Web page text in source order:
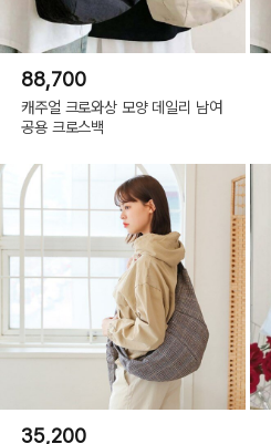
88,700
캐주얼 크로와상 모양 데일리 남여
공용 크로스백
35,200